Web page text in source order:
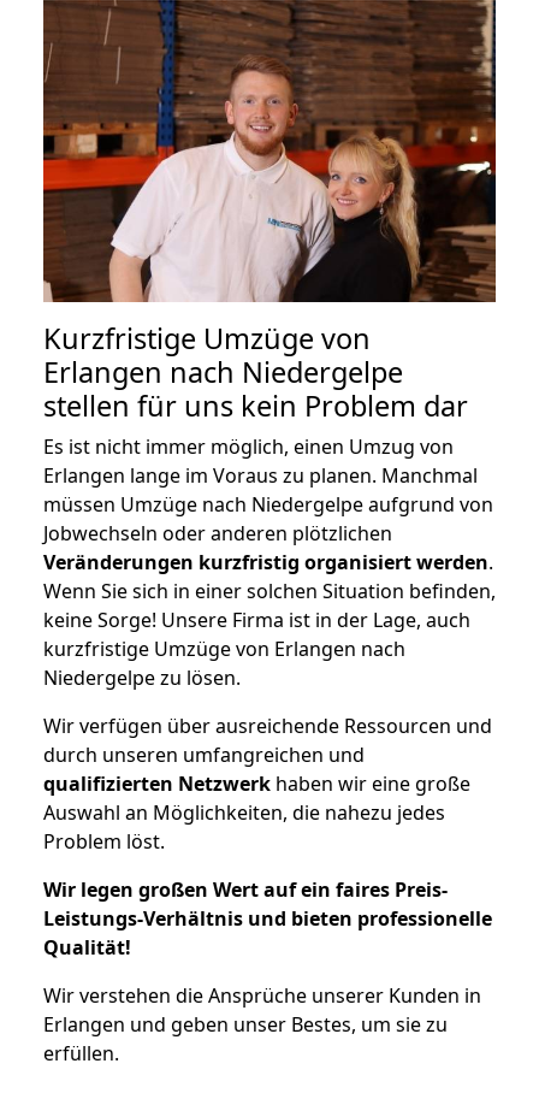
Kurzfristige Umzüge von
Erlangen nach Niedergelpe
stellen für uns kein Problem dar
Es ist nicht immer möglich, einen Umzug von
Erlangen lange im Voraus zu planen. Manchmal
müssen Umzüge nach Niedergelpe aufgrund von
Jobwechseln oder anderen plötzlichen
Veränderungen kurzfristig organisiert werden.
Wenn Sie sich in einer solchen Situation befinden,
keine Sorge! Unsere Firma ist in der Lage, auch
kurzfristige Umzüge von Erlangen nach
Niedergelpe zu lösen.
Wir verfügen über ausreichende Ressourcen und
durch unseren umfangreichen und
qualifizierten Netzwerk haben wir eine große
Auswahl an Möglichkeiten, die nahezu jedes
Problem löst.
Wir legen großen Wert auf ein faires Preis-
Leistungs-Verhältnis und bieten professionelle
Qualität!
Wir verstehen die Ansprüche unserer Kunden in
Erlangen und geben unser Bestes, um sie zu
erfüllen.